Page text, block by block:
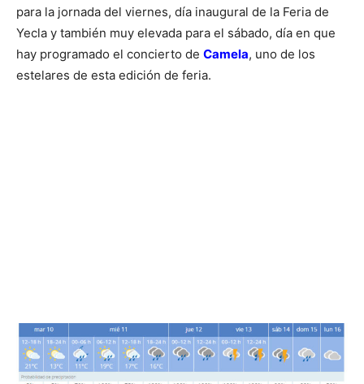
para la jornada del viernes, día inaugural de la Feria de
Yecla y también muy elevada para el sábado, día en que
hay programado el concierto de Camela, uno de los
estelares de esta edición de feria.